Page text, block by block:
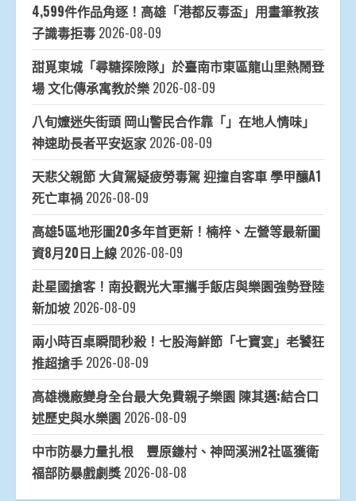
4,599件作品角逐！高雄「港都反毒盃」用畫筆教孩
子識毒拒毒 2026-08-09
甜覓東城「尋糖探險隊」於臺南市東區龍山里熱鬧登
場 文化傳承寓教於樂 2026-08-09
八旬嬤迷失街頭 岡山警民合作靠「」在地人情味」
神速助長者平安返家 2026-08-09
天悲父親節 大貨駕疑疲勞毒駕 迎撞自客車 學甲釀A1
死亡車禍 2026-08-09
高雄5區地形圖20多年首更新！楠梓、左營等最新圖
資8月20日上線 2026-08-09
赴星國搶客！南投觀光大軍攜手飯店與樂園強勢登陸
新加坡 2026-08-09
兩小時百桌瞬間秒殺！七股海鮮節「七寶宴」老饕狂
推超搶手 2026-08-09
高雄機廠變身全台最大免費親子樂園 陳其邁:結合口
述歷史與水樂園 2026-08-09
中市防暴力量扎根 豐原鎌村、神岡溪洲2社區獲衛
福部防暴戲劇獎 2026-08-08